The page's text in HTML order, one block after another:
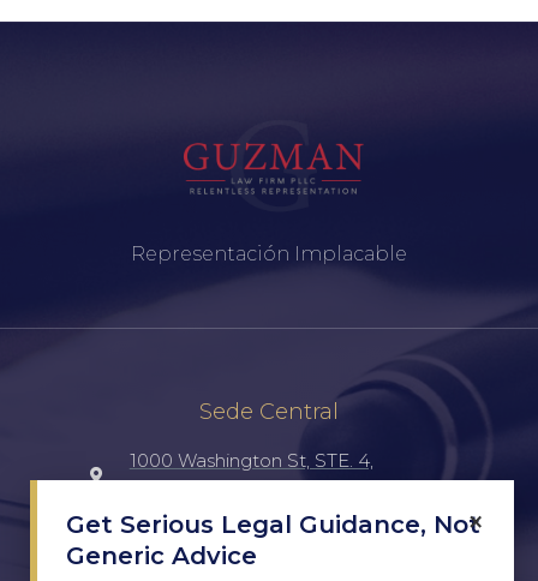
Representación Implacable
Sede Central
1000 Washington St, STE. 4,
(956) 516-7198
×
Get Serious Legal Guidance, Not
Generic Advice